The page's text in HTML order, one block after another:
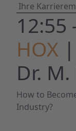
Ihre
12:55
HOX
Dr.
How to
Industry?